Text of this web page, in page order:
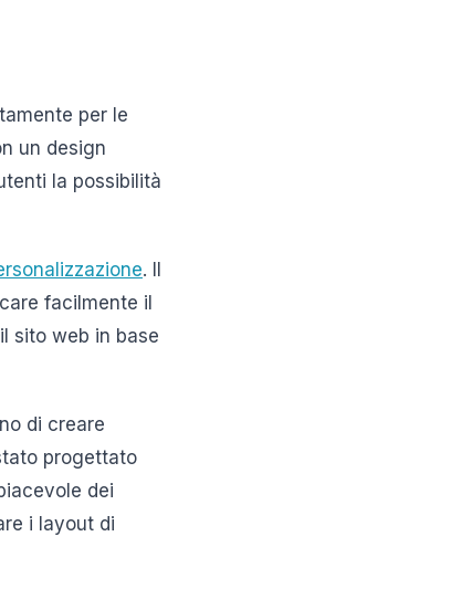
per le
un design
la possibilità
. Il
facilmente il
sito web in base
di creare
progettato
dei
i layout di